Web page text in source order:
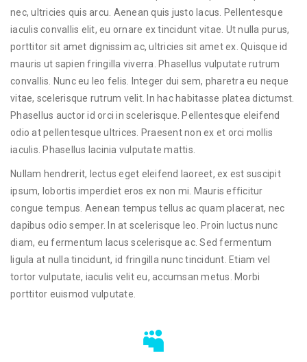
nec, ultricies quis arcu. Aenean quis justo lacus. Pellentesque
iaculis convallis elit, eu ornare ex tincidunt vitae. Ut nulla purus,
porttitor sit amet dignissim ac, ultricies sit amet ex. Quisque id
mauris ut sapien fringilla viverra. Phasellus vulputate rutrum
convallis. Nunc eu leo felis. Integer dui sem, pharetra eu neque
vitae, scelerisque rutrum velit. In hac habitasse platea dictumst.
Phasellus auctor id orci in scelerisque. Pellentesque eleifend
odio at pellentesque ultrices. Praesent non ex et orci mollis
iaculis. Phasellus lacinia vulputate mattis.
Nullam hendrerit, lectus eget eleifend laoreet, ex est suscipit
ipsum, lobortis imperdiet eros ex non mi. Mauris efficitur
congue tempus. Aenean tempus tellus ac quam placerat, nec
dapibus odio semper. In at scelerisque leo. Proin luctus nunc
diam, eu fermentum lacus scelerisque ac. Sed fermentum
ligula at nulla tincidunt, id fringilla nunc tincidunt. Etiam vel
tortor vulputate, iaculis velit eu, accumsan metus. Morbi
porttitor euismod vulputate.